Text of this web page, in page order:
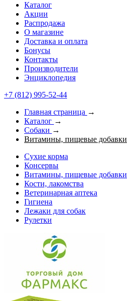
Каталог
Акции
Распродажа
О магазине
Доставка и оплата
Бонусы
Контакты
Производители
Энциклопедия
+7 (812) 995-52-44
Главная страница →
Каталог →
Собаки →
Витамины, пищевые добавки
Сухие корма
Консервы
Витамины, пищевые добавки
Кости, лакомства
Ветеринарная аптека
Гигиена
Лежаки для собак
Рулетки